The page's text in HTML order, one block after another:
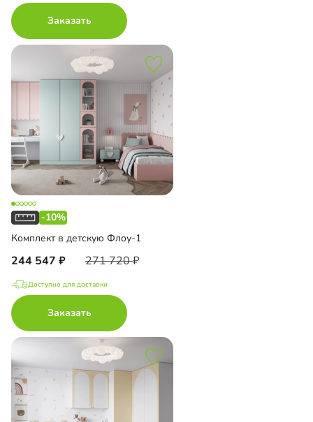
Заказать
-10%
Комплект в детскую Флоу-1
244 547 271 720
Доступно для доставки
Заказать